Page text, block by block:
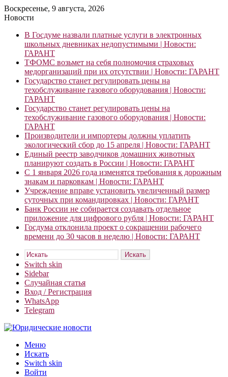
Воскресенье, 9 августа, 2026
Новости
В Госдуме назвали платные услуги в электронных
школьных дневниках недопустимыми | Новости:
ГАРАНТ
ТФОМС возьмет на себя полномочия страховых
медорганизаций при их отсутствии | Новости: ГАРАНТ
Государство станет регулировать цены на
техобслуживание газового оборудования | Новости:
ГАРАНТ
Государство станет регулировать цены на
техобслуживание газового оборудования | Новости:
ГАРАНТ
Производители и импортеры должны уплатить
экологический сбор до 15 апреля | Новости: ГАРАНТ
Единый реестр заводчиков домашних животных
планируют создать в России | Новости: ГАРАНТ
С 1 января 2026 года изменятся требования к дорожным
знакам и парковкам | Новости: ГАРАНТ
Учреждение вправе установить увеличенный размер
суточных при командировках | Новости: ГАРАНТ
Банк России не собирается создавать отдельное
приложение для цифрового рубля | Новости: ГАРАНТ
Госдума отклонила проект о сокращении рабочего
времени до 30 часов в неделю | Новости: ГАРАНТ
Искать
Switch skin
Sidebar
Случайная статья
Вход / Регистрация
WhatsApp
Telegram
Меню
Искать
Switch skin
Войти